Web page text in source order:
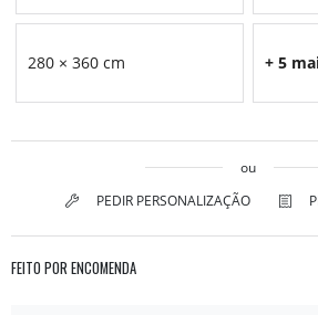
280 × 360 cm + 5
ou
PEDIR PERSONALIZAÇÃO
FEITO POR ENCOMENDA